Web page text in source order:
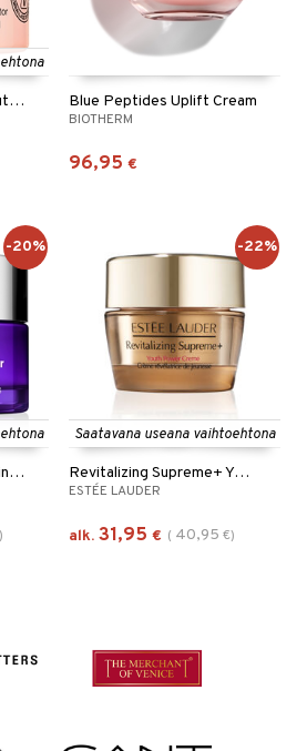
Moisture Surge 100H Auto Replenishing Hydrator Blue Peptides Uplift Cream
BIOTHERM
96,95 €
Smart Clinical Repair Wrinkle Cream
)
-20%
Saatavana useana vaihtoehtona
Revitalizing Supreme+ Youth Power Cream
ESTÉE LAUDER
alk. 31,95 € ( 40,95 €)
-22%